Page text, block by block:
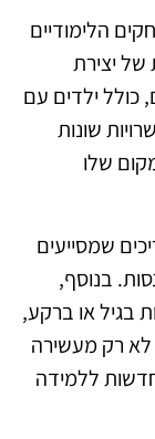
הלימודיים
של יצירת
כולל ילדים עם
שונות
שלו
שמסייעים
בנוסף,
בגיל או ברקע,
לא רק מעשירה
ללמידה